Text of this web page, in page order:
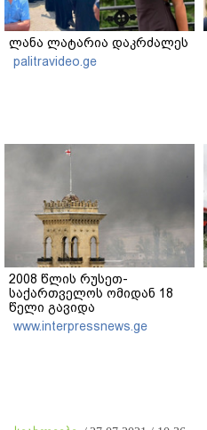
ლანა ლატარია დაკრძალეს
palitravideo.ge
2008 წლის რუსეთ-
საქართველოს ომიდან 18
წელი გავიდა
www.interpressnews.ge